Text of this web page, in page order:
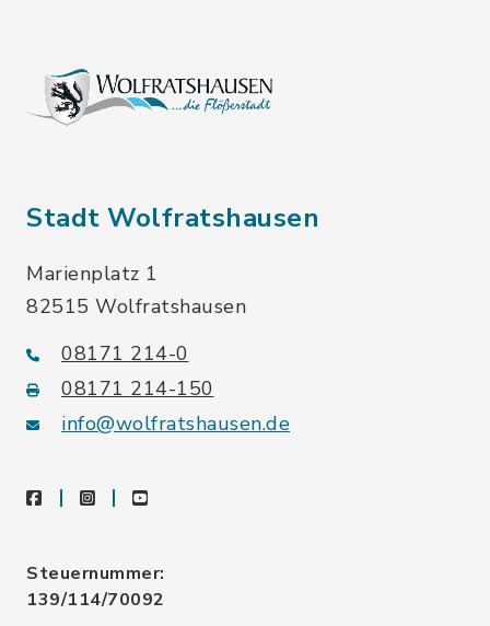
Stadt Wolfratshausen
Marienplatz 1
82515 Wolfratshausen
08171 214-0
08171 214-150
info@wolfratshausen.de
facebookinstagramyoutube
Steuernummer:
139/114/70092